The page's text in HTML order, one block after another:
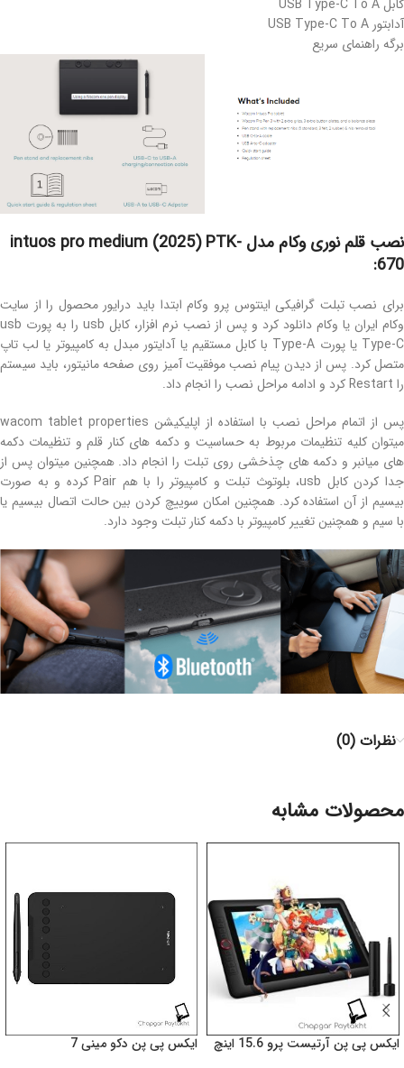
کابل USB Type-C To A
آدابتور USB Type-C To A
برگه راهنمای سریع
نصب قلم نوری وکام مدل intuos pro medium (2025) PTK-
670:
برای نصب تبلت گرافیکی اینتوس پرو وکام ابتدا باید درایور محصول را از سایت
وکام ایران یا وکام دانلود کرد و پس از نصب نرم افزار، کابل usb را به پورت usb
Type-C یا پورت Type-A با کابل مستقیم یا آدایتور مبدل به کامپیوتر یا لب تاپ
متصل کرد. پس از دیدن پیام نصب موفقیت آمیز روی صفحه مانیتور، باید سیستم
را Restart کرد و ادامه مراحل نصب را انجام داد.
پس از اتمام مراحل نصب با استفاده از اپلیکیشن wacom tablet properties
میتوان کلیه تنظیمات مربوط به حساسیت و دکمه های کنار قلم و تنظیمات دکمه
های میانبر و دکمه های چذخشی روی تبلت را انجام داد. همچنین میتوان پس از
جدا کردن کابل usb، بلوتوث تبلت و کامپیوتر را با هم Pair کرده و به صورت
بیسیم از آن استفاده کرد. همچنین امکان سوییچ کردن بین حالت اتصال بیسیم یا
با سیم و همچنین تغییر کامپیوتر با دکمه کنار تبلت وجود دارد.
نظرات (0)
محصولات مشابه
ایکس پی پن آرتیست پرو 15.6 اینچ
ایکس پی پن دکو مینی 7